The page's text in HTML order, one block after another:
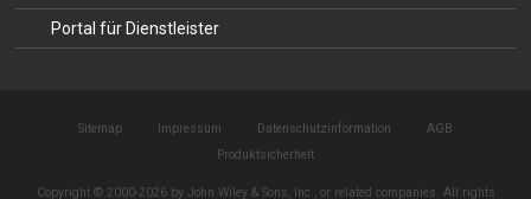
Portal für Dienstleister
Sitemap Impressum Datenschutzinformation
AGB
Produktsicherheit
Copyright © 2000-2026 by John Wiley & Sons, Inc., or related companies. All rights